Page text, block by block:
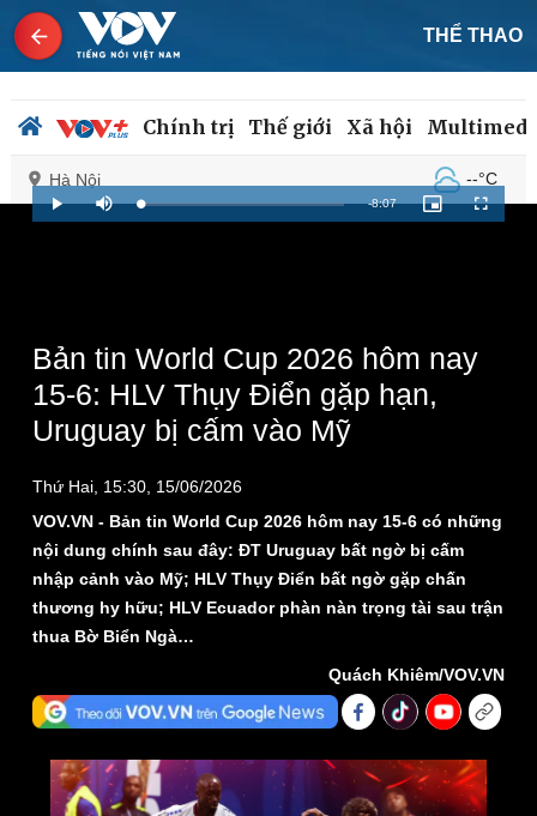
THỂ THAO
Chính trị Thế giới Xã hội
Hà Nội --°C
Tổ chức nhân sự
Quốc hội
Nhận diện sự thật
Dự báo thời tiết
Giáo dục
Dấu ấn VOV
Việc làm
Biển đảo
Play Mute Loaded:
1.11%
Remaining
-8:07
Picture-
in-
Fullscreen
Bản tin World Cup 2026 hôm nay
15-6: HLV Thụy Điển gặp hạn,
Uruguay bị cấm vào Mỹ
Thứ Hai, 15:30, 15/06/2026
VOV.VN - Bản tin World Cup 2026 hôm nay 15-6 có những
nội dung chính sau đây: ĐT Uruguay bất ngờ bị cấm
nhập cảnh vào Mỹ; HLV Thụy Điển bất ngờ gặp chấn
thương hy hữu; HLV Ecuador phàn nàn trọng tài sau trận
thua Bờ Biển Ngà…
Quách Khiêm/VOV.VN